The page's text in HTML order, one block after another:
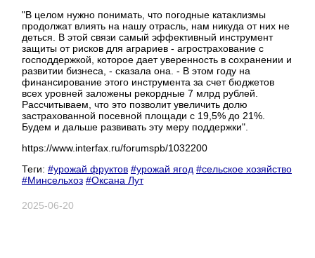
"В целом нужно понимать, что погодные катаклизмы
продолжат влиять на нашу отрасль, нам никуда от них не
деться. В этой связи самый эффективный инструмент
защиты от рисков для аграриев - агрострахование с
господдержкой, которое дает уверенность в сохранении и
развитии бизнеса, - сказала она. - В этом году на
финансирование этого инструмента за счет бюджетов
всех уровней заложены рекордные 7 млрд рублей.
Рассчитываем, что это позволит увеличить долю
застрахованной посевной площади с 19,5% до 21%.
Будем и дальше развивать эту меру поддержки".
https://www.interfax.ru/forumspb/1032200
Теги: #урожай фруктов #урожай ягод #сельское хозяйство
#Минсельхоз #Оксана Лут
2025-06-20